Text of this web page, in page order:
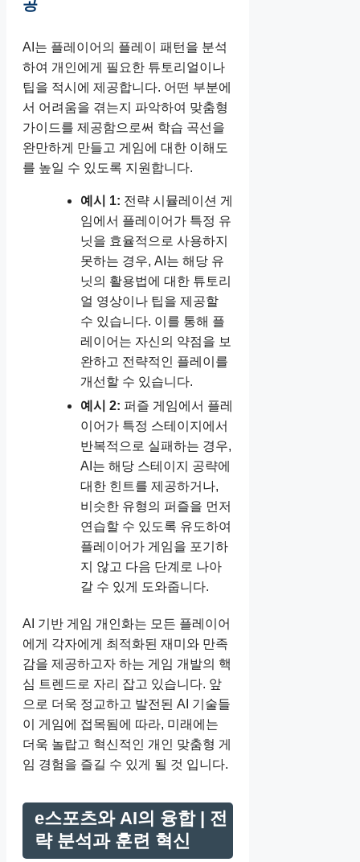
공
AI는 플레이어의 플레이 패턴을 분석
하여 개인에게 필요한 튜토리얼이나
팁을 적시에 제공합니다. 어떤 부분에
서 어려움을 겪는지 파악하여 맞춤형
가이드를 제공함으로써 학습 곡선을
완만하게 만들고 게임에 대한 이해도
를 높일 수 있도록 지원합니다.
예시 1: 전략 시뮬레이션 게
임에서 플레이어가 특정 유
닛을 효율적으로 사용하지
못하는 경우, AI는 해당 유
닛의 활용법에 대한 튜토리
얼 영상이나 팁을 제공할
수 있습니다. 이를 통해 플
레이어는 자신의 약점을 보
완하고 전략적인 플레이를
개선할 수 있습니다.
예시 2: 퍼즐 게임에서 플레
이어가 특정 스테이지에서
반복적으로 실패하는 경우,
AI는 해당 스테이지 공략에
대한 힌트를 제공하거나,
비슷한 유형의 퍼즐을 먼저
연습할 수 있도록 유도하여
플레이어가 게임을 포기하
지 않고 다음 단계로 나아
갈 수 있게 도와줍니다.
AI 기반 게임 개인화는 모든 플레이어
에게 각자에게 최적화된 재미와 만족
감을 제공하고자 하는 게임 개발의 핵
심 트렌드로 자리 잡고 있습니다. 앞
으로 더욱 정교하고 발전된 AI 기술들
이 게임에 접목됨에 따라, 미래에는
더욱 놀랍고 혁신적인 개인 맞춤형 게
임 경험을 즐길 수 있게 될 것 입니다.
e스포츠와 AI의 융합 | 전
략 분석과 훈련 혁신